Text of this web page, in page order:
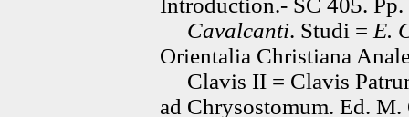
Introduction.- SC 405. Pp.
Cavalcanti. Studi = E.
Orientalia Christiana
Clavis II = Clavis
ad Chrysostomum. Ed.